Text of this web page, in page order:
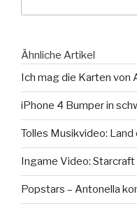
Ähnliche Artikel
Ich mag die Karten von
iPhone 4 Bumper in
Tolles Musikvideo: Land
Ingame Video: Starcraft
Popstars – Antonella